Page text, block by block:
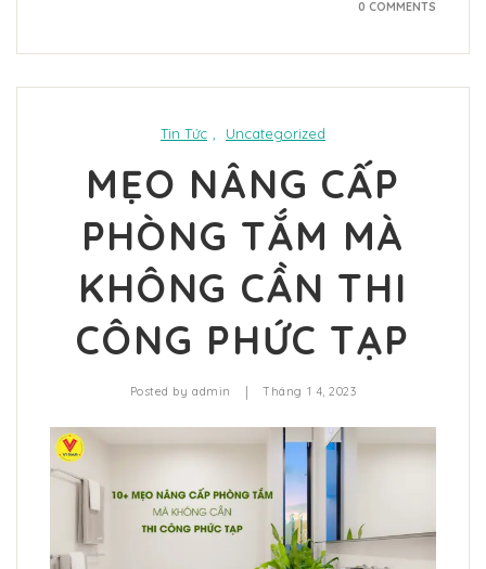
0 COMMENTS
Tin Tức Uncategorized
MẸO NÂNG CẤP
PHÒNG TẮM MÀ
KHÔNG CẦN THI
CÔNG PHỨC TẠP
Posted byadmin | Tháng 1 4, 2023